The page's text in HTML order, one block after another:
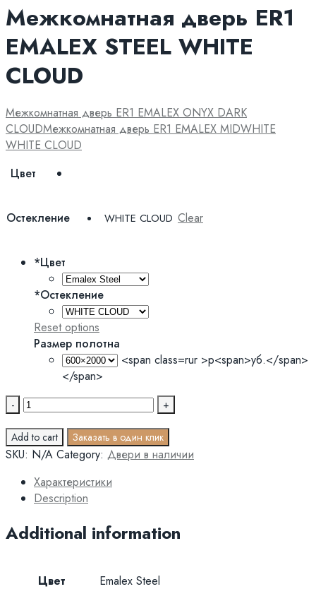
Межкомнатная дверь ER1
EMALEX STEEL WHITE
CLOUD
Межкомнатная дверь ER1 EMALEX ONYX DARK
CLOUDМежкомнатная дверь ER1 EMALEX MIDWHITE
WHITE CLOUD
Цвет
Остекление WHITE CLOUD Clear
*Цвет
*Остекление
Reset options
Размер полотна
<span class=rur >р<span>уб.</span>
</span>
Quantity
Add to cart Заказать в один клик
SKU: N/A Category: Двери в наличии
Характеристики
Description
Additional information
Цвет Emalex Steel